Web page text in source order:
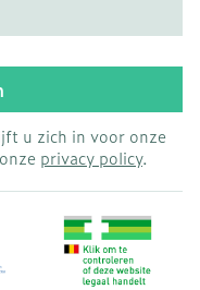
u zich in voor onze
privacy policy.